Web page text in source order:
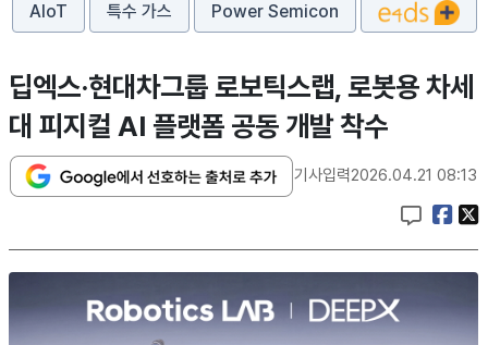
AIoT 특수 가스 Power Semicon
딥엑스·현대차그룹 로보틱스랩, 로봇용 차세
대 피지컬 AI 플랫폼 공동 개발 착수
기사입력2026.04.21 08:13